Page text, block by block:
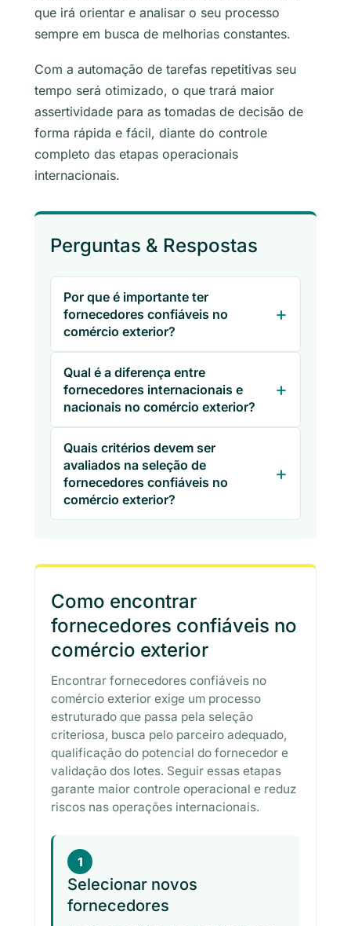
que irá orientar e analisar o seu processo
sempre em busca de melhorias constantes.
Com a automação de tarefas repetitivas seu
tempo será otimizado, o que trará maior
assertividade para as tomadas de decisão de
forma rápida e fácil, diante do controle
completo das etapas operacionais
internacionais.
Perguntas & Respostas
Por que é importante ter
fornecedores confiáveis no
comércio exterior?
Qual é a diferença entre
fornecedores internacionais e
nacionais no comércio exterior?
Quais critérios devem ser
avaliados na seleção de
fornecedores confiáveis no
comércio exterior?
Como encontrar
fornecedores confiáveis no
comércio exterior
Encontrar fornecedores confiáveis no
comércio exterior exige um processo
estruturado que passa pela seleção
criteriosa, busca pelo parceiro adequado,
qualificação do potencial do fornecedor e
validação dos lotes. Seguir essas etapas
garante maior controle operacional e reduz
riscos nas operações internacionais.
1
Selecionar novos
fornecedores